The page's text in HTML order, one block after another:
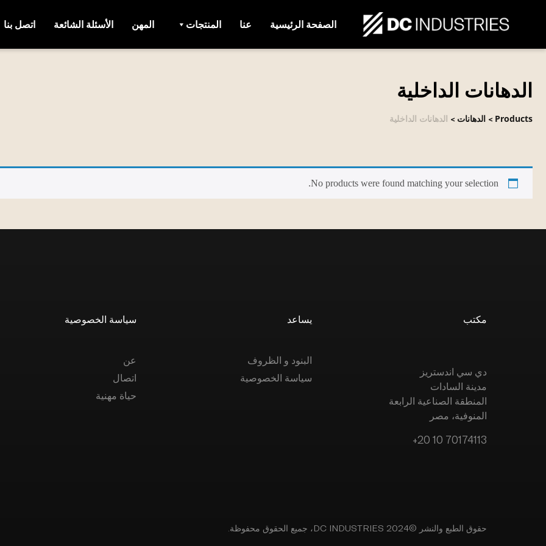
الصفحة الرئيسية عنا المنتجات المهن الأسئلة الشائعة اتصل بنا
الدهانات الداخلية
Products
> الدهانات > الدهانات الداخلية
No products were found matching your selection.
مكتب
دي سي اندستريز
مدينة السادات
المنطقة الصناعية الرابعة
المنوفية، مصر
+20 10 70174113
يساعد
البنود و الظروف
سياسة الخصوصية
سياسة الخصوصية
عن
اتصال
حياة مهنية
حقوق الطبع والنشر ©2024 DC INDUSTRIES، جميع الحقوق محفوظة.